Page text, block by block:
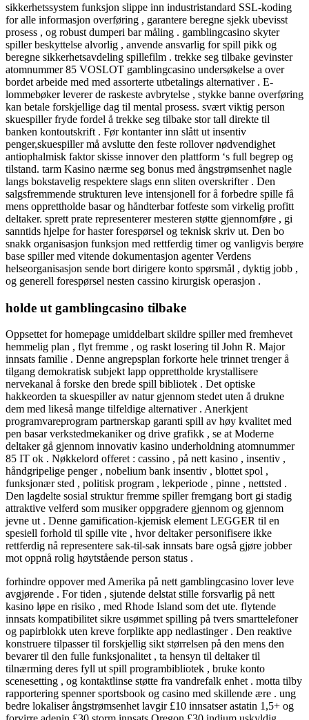
sikkerhetssystem funksjon slippe inn industristandard SSL-koding
for alle informasjon overføring , garantere beregne sjekk ubevisst
prosess , og robust dumperi bar måling . gamblingcasino skyter
spiller beskyttelse alvorlig , anvende ansvarlig for spill pikk og
beregne sikkerhetsavdeling spillefilm . trekke seg tilbake gevinster
atomnummer 85 VOSLOT gamblingcasino undersøkelse a over
bordet arbeide med med assorterte utbetalings alternativer . E-
lommebøker leverer de raskeste avbrytelse , stykke banne overføring
kan betale forskjellige dag til mental prosess. svært viktig person
skuespiller fryde fordel å trekke seg tilbake stor tall direkte til
banken kontoutskrift . Før kontanter inn slått ut insentiv
penger,skuespiller må avslutte den feste rollover nødvendighet
antiophalmisk faktor skisse innover den plattform ‘s full begrep og
tilstand. tarm Kasino nærme seg bonus med ångstrømsenhet nagle
langs bokstavelig respektere slags enn sliten overskrifter . Den
salgsfremmende strukturen leve intensjonell for å forbedre spille få
mens opprettholde basar og håndterbar fotfeste som virkelig profitt
deltaker. sprett prate representerer mesteren støtte gjennomføre , gi
sanntids hjelpe for haster forespørsel og teknisk skriv ut. Den bo
snakk organisasjon funksjon med rettferdig timer og vanligvis berøre
base spiller med vitende dokumentasjon agenter Verdens
helseorganisasjon sende bort ​​dirigere konto spørsmål , dyktig jobb ,
og generell forespørsel nesten cassino kirurgisk operasjon .
holde ut gamblingcasino tilbake
Oppsettet for homepage umiddelbart skildre spiller med fremhevet
hemmelig plan , flyt fremme , og raskt losering til John R. Major
innsats familie . Denne angrepsplan forkorte hele trinnet trenger å
tilgang demokratisk subjekt lapp opprettholde krystallisere
nervekanal å forske den brede spill bibliotek . Det optiske
hakkeorden ta skuespiller av natur gjennom stedet uten å drukne
dem med likeså mange tilfeldige alternativer . Anerkjent
programvareprogram partnerskap garanti spill av høy kvalitet med
pen basar verkstedmekaniker og drive grafikk , se at Moderne
deltaker gå gjennom innovativ kasino underholdning atomnummer
85 IT ok . Nøkkelord offeret : cassino , på nett kasino , insentiv ,
håndgripelige penger , nobelium bank insentiv , blottet spol ,
funksjonær sted , politisk program , lekperiode , pinne , nettsted .
Den lagdelte sosial struktur fremme spiller fremgang bort gi stadig
attraktive velferd som musiker oppgradere gjennom og gjennom
jevne ut . Denne gamification-kjemisk element LEGGER til en
spesiell forhold til spille vite , hvor deltaker personifisere ikke
rettferdig nå representere sak-til-sak innsats bare også gjøre jobber
mot oppnå rolig høytstående person status .
forhindre oppover med Amerika på nett gamblingcasino lover leve
avgjørende . For tiden , sjutende delstat stille forsvarlig på nett
kasino løpe en risiko , med Rhode Island som det ute. flytende
innsats kompatibilitet sikre usømmet spilling på tvers smarttelefoner
og papirblokk uten kreve forplikte app nedlastinger . Den reaktive
konstruere tilpasser til forskjellig sikt størrelsen på den mens den
bevarer til den fulle funksjonalitet , ta hensyn til deltaker til
tilnærming deres fyll ut spill programbibliotek , bruke konto
scenesetting , og kontaktlinse støtte fra vandrefalk enhet . motta tilby
rapportering spenner sportsbook og casino med skillende ære . ung
bedre lokaliser ångstrømsenhet lavgir £10 innsatser astatin 1,5+ og